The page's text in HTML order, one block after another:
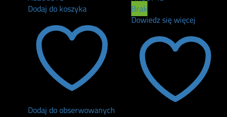
Dodaj do koszyka
Dodaj do obserwowanych
Brak
Dowiedz się więcej